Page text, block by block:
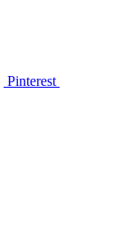
Pinterest